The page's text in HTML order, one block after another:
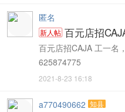
匿名
新人帖 百元店招
百元店招CAJA 工一名
625874775
2021-8-23 16:18
a770490662 知县